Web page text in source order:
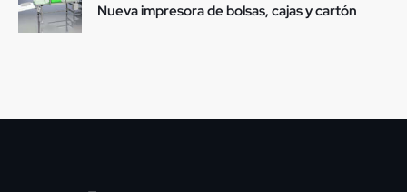
Nueva impresora de bolsas, cajas y cartón